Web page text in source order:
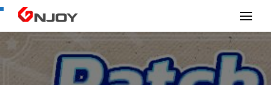
GNjoy mobile news